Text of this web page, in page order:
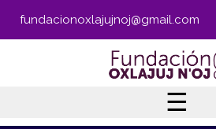
fundacionoxlajujnoj@gmail.com
☰